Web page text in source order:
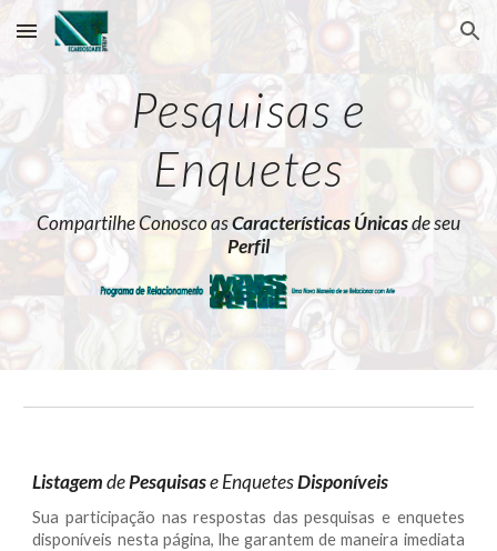
Skip to main content Skip to navigation
Pesquisas e
Enquetes
CompartilheConosco asCaracterísticas Únicasde seu
Perfil
ListagemdePesquisase EnquetesDisponíveis
Sua participação nas respostas das pesquisas e enquetes
disponíveis nesta página, lhe garantem de maneira imediata